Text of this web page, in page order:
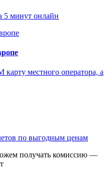
5 минут онлайн
местного оператора, а
по выгодным ценам
получать комиссию —